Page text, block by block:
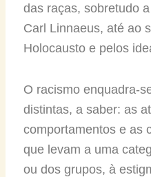
das raças, sobretudo
Carl Linnaeus, até ao
Holocausto e pelos
O racismo enquadra-
distintas, a saber: as
comportamentos e as
que levam a uma
ou dos grupos, à